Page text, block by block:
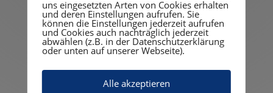
Ferne:Remote-
Service
uns eingesetzten Arten von Cookies erhalten
und deren Einstellungen aufrufen. Sie
können die Einstellungen jederzeit aufrufen
und Cookies auch nachträglich jederzeit
abwählen (z.B. in der Datenschutzerklärung
oder unten auf unserer Webseite).
Alle akzeptieren